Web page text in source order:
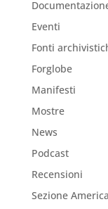
Eventi
Fonti
Forglobe
Manifesti
Mostre
News
Podcast
Recensioni
Sezione